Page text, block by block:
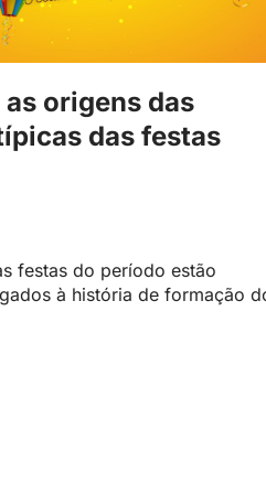
origens das
das festas
festas do período estão
à história de formação